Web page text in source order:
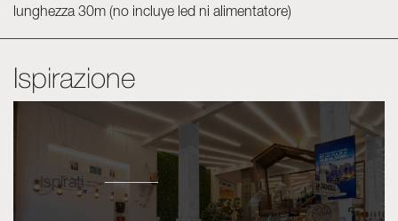
lunghezza 30m (no incluye led ni alimentatore)
Ispirazione
Ispirati